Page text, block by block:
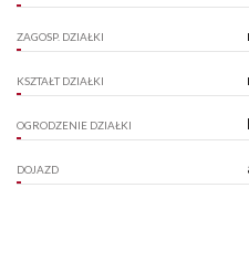
ZAGOSP. DZIAŁKI
KSZTAŁT DZIAŁKI
OGRODZENIE DZIAŁKI
DOJAZD